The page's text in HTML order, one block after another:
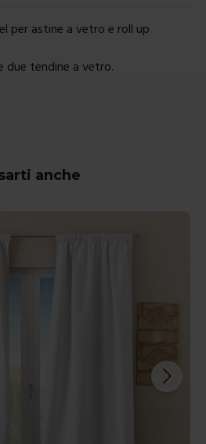
per astine a vetro e roll up
due tendine a vetro.
anche